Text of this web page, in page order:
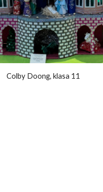
Colby Doong, klasa 11